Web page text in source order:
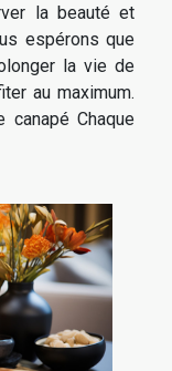
la beauté et
espérons que
la vie de
au maximum.
canapé Chaque